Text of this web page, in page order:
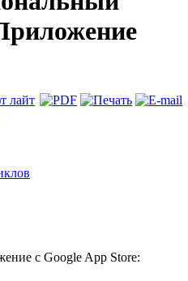
лайт
с Google App Store: